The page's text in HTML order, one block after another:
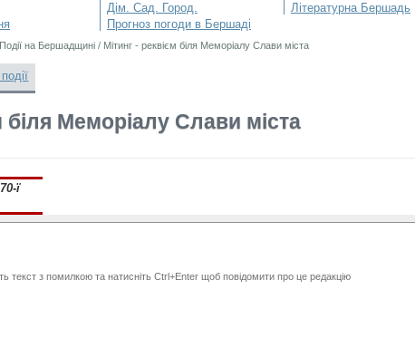
Дім. Сад. Город.
Прогноз погоди в Бершаді
Літературна Бершадь
Події на Бершадщині / Мітинг - реквієм біля Меморіалу Слави міста
біля Меморіалу Слави міста
ї
текст з помилкою та натисніть Ctrl+Enter щоб повідомити про це редакцію